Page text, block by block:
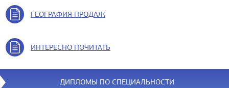
ГЕОГРАФИЯ ПРОДАЖ
ИНТЕРЕСНО ПОЧИТАТЬ
ДИПЛОМЫ ПО СПЕЦИАЛЬНОСТИ